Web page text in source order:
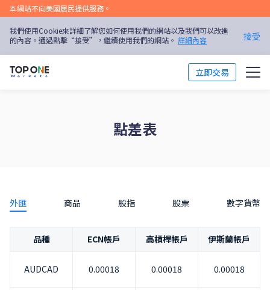
本網站不向美國居民提供服務。
我們使用Cookie來詳細了解您如何使用我們的網站以及我們可以改進
的內容。通過點擊“接受”，繼續使用我們的網站。 詳細內容 接受
立即交易
交易培訓
點差表
外匯 商品 股指 股票 數字貨幣
品種 ECN帳戶 高槓桿帳戶 伊斯蘭帳戶
AUDCAD 0.00018 0.00018 0.00018